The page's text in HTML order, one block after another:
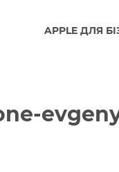
APPLE ДЛЯ